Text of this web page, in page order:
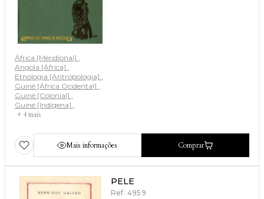
África [Meridional]
Angola [África]
Etnologia [Antropologia]
Guiné [África Ocidental]
Guiné [Colonial]
Guiné [Indígena]
+ 4 mais
Mais informações Comprar
PELE
Ref: 4959